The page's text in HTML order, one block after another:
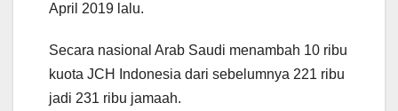
April 2019 lalu.
Secara nasional Arab Saudi menambah 10 ribu
kuota JCH Indonesia dari sebelumnya 221 ribu
jadi 231 ribu jamaah.